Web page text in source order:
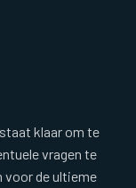
klaar om te
vragen te
voor de ultieme